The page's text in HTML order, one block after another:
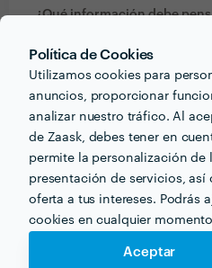
Política de Cookies
Utilizamos cookies para
anuncios, proporcionar
analizar nuestro tráfico. Al
de Zaask, debes tener en
permite la personalización de
presentación de servicios, así
oferta a tus intereses. Podrás
cookies en cualquier
Aceptar
¿Qué información debe
hablar con profesionales del
Trabajara bien?
Entenderá de la faena?
Buen precio en relación
¿Qué consejo le darías a
profesionales de tu sector?
en cuenta?
Que no siempre lo más